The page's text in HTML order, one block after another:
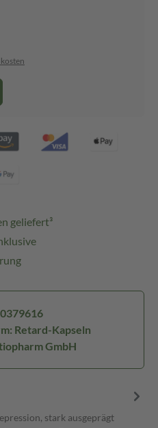
geliefert³
Retard-Kapseln
GmbH
stark ausgeprägt